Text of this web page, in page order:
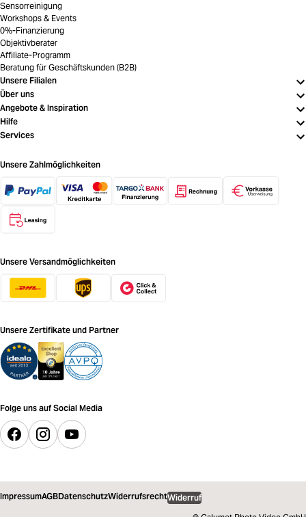
Sensorreinigung
Workshops & Events
0%-Finanzierung
Objektivberater
Affiliate-Programm
Beratung für Geschäftskunden (B2B)
Unsere Filialen
Über uns
Angebote & Inspiration
Hilfe
Services
Unsere Zahlmöglichkeiten
Unsere Versandmöglichkeiten
Unsere Zertifikate und Partner
Folge uns auf Social Media
ImpressumAGBDatenschutzWiderrufsrechtWiderruf